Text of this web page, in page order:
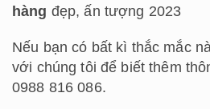
hàng đẹp, ấn tượng 2023
Nếu bạn có bất kì thắc mắc
với chúng tôi để biết thêm
0988 816 086.